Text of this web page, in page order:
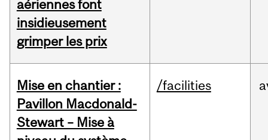
aériennes font
insidieusement
grimper les prix
Mise en chantier :
Pavillon Macdonald-
Stewart – Mise à
/facilities